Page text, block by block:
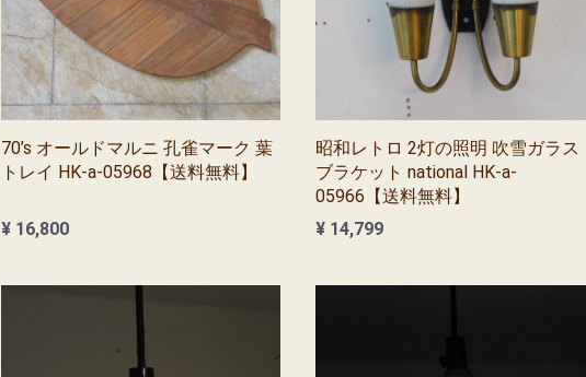
70’s オールドマルニ 孔雀マーク 葉
トレイ HK-a-05968【送料無料】
¥ 16,800
昭和レトロ 2灯の照明 吹雪ガラス
ブラケット national HK-a-
05966【送料無料】
¥ 14,799